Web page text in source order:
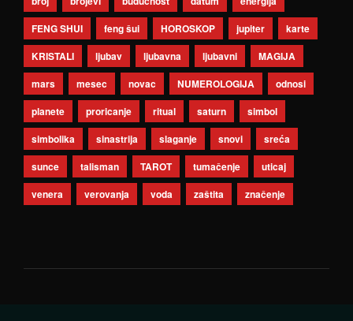
FENG SHUI
feng šui HOROSKOP jupiter
karte
KRISTALI
ljubav ljubavna ljubavni
MAGIJA
mars
mesec novac NUMEROLOGIJA
odnosi
planete
proricanje ritual saturn
simbol
simbolika
sinastrija slaganje snovi
sreća
sunce
talisman TAROT tumačenje
uticaj
venera
verovanja voda zaštita značenje